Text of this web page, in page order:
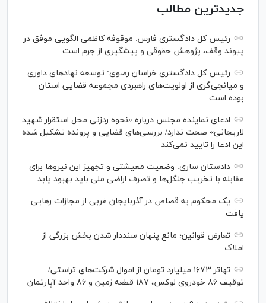
جدیدترین مطالب
رئیس کل دادگستری فارس: موقوفه کاظمی الگویی موفق در
پیوند وقف، پژوهش حقوقی و پیشگیری از جرم است
رئیس کل دادگستری خراسان رضوی: توسعه نهاد‌های داوری
و میانجی‌گری از اولویت‌های راهبردی مجموعه قضایی استان
بوده است
ادعای نماینده مجلس درباره «نحوه ردزنی محل استقرار شهید
لاریجانی» صحت ندارد/ بررسی‌های قضایی و پرونده تشکیل شده
این ادعا را تایید نمی‌کند
دادستان ساری: وضعیت معیشتی و تجهیز این نیرو‌ها برای
مقابله با تخریب جنگل‌ها و تصرف اراضی ملی باید بهبود یابد
یک محکوم به قصاص در آذربایجان‌ غربی از مجازات رهایی
یافت
تعارض قوانین؛ مانع پنهان سنددار شدن بخش بزرگی از
املاک
تهاتر ۱۶۷۳ میلیارد تومان از اموال شرکت‌های تراستی/
توقیف ۸۶ خودروی لوکس، ۱۸۷ قطعه زمین و ۸۶ واحد آپارتمان